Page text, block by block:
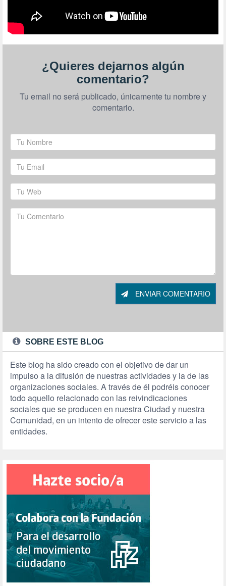
¿Quieres dejarnos algún
comentario?
Tu email no será publicado, únicamente tu nombre y
comentario.
ENVIAR COMENTARIO
SOBRE ESTE BLOG
Este blog ha sido creado con el objetivo de dar un
impulso a la difusión de nuestras actividades y la de las
organizaciones sociales. A través de él podréis conocer
todo aquello relacionado con las reivindicaciones
sociales que se producen en nuestra Ciudad y nuestra
Comunidad, en un intento de ofrecer este servicio a las
entidades.